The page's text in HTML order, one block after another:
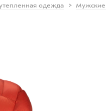
одежда Мужские